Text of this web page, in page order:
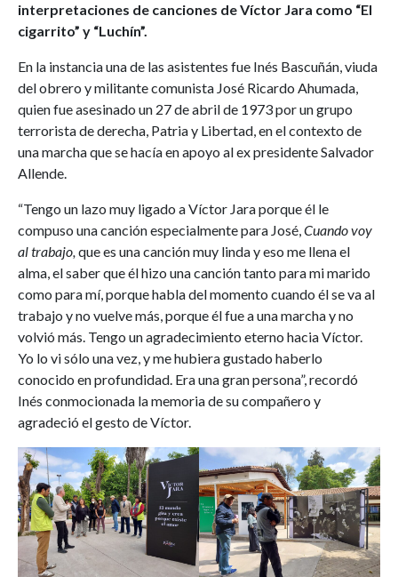
interpretaciones de canciones de Víctor Jara como “El
cigarrito” y “Luchín”.
En la instancia una de las asistentes fue Inés Bascuñán, viuda
del obrero y militante comunista José Ricardo Ahumada,
quien fue asesinado un 27 de abril de 1973 por un grupo
terrorista de derecha, Patria y Libertad, en el contexto de
una marcha que se hacía en apoyo al ex presidente Salvador
Allende.
“Tengo un lazo muy ligado a Víctor Jara porque él le
compuso una canción especialmente para José,Cuando voy
al trabajo,que es una canción muy linda y eso me llena el
alma, el saber que él hizo una canción tanto para mi marido
como para mí, porque habla del momento cuando él se va al
trabajo y no vuelve más, porque él fue a una marcha y no
volvió más. Tengo un agradecimiento eterno hacia Víctor.
Yo lo vi sólo una vez, y me hubiera gustado haberlo
conocido en profundidad. Era una gran persona”, recordó
Inés conmocionada la memoria de su compañero y
agradeció el gesto de Víctor.